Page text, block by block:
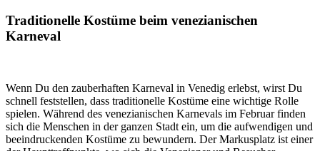
Traditionelle Kostüme beim venezianischen
Karneval
Wenn Du den zauberhaften Karneval in Venedig erlebst, wirst Du
schnell feststellen, dass traditionelle Kostüme eine wichtige Rolle
spielen. Während des venezianischen Karnevals im Februar finden
sich die Menschen in der ganzen Stadt ein, um die aufwendigen und
beeindruckenden Kostüme zu bewundern. Der Markusplatz ist einer